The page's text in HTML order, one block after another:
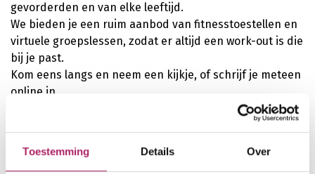
Toestemming Details Over
gevorderden en van elke leeftijd.
We bieden je een ruim aanbod van fitnesstoestellen en
virtuele groepslessen, zodat er altijd een work-out is die
bij je past.
Kom eens langs en neem een kijkje, of schrijf je meteen
online in.